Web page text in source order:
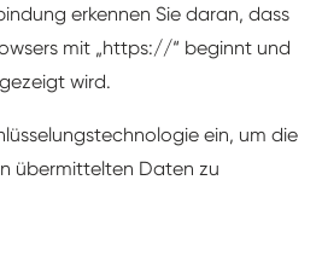
erkennen Sie daran, dass
mit „https://“ beginnt und
wird.
ein, um die
übermittelten Daten zu